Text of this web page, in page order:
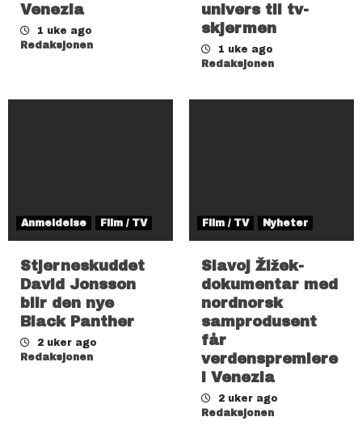
Venezia
1 uke ago
Redaksjonen
univers til tv-
skjermen
1 uke ago
Redaksjonen
Anmeldelse Film / TV
Stjerneskuddet
David Jonsson
blir den nye
Black Panther
2 uker ago
Redaksjonen
Film / TV Nyheter
Slavoj Žižek-
dokumentar med
nordnorsk
samprodusent
får
verdenspremiere
i Venezia
2 uker ago
Redaksjonen